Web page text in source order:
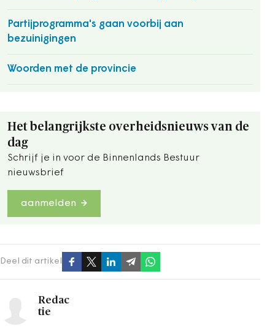
Partijprogramma's gaan voorbij aan
bezuinigingen
Woorden met de provincie
Het belangrijkste overheidsnieuws van de
dag
Schrijf je in voor de Binnenlands Bestuur
nieuwsbrief
aanmelden
Deel dit artikel
Redac
tie